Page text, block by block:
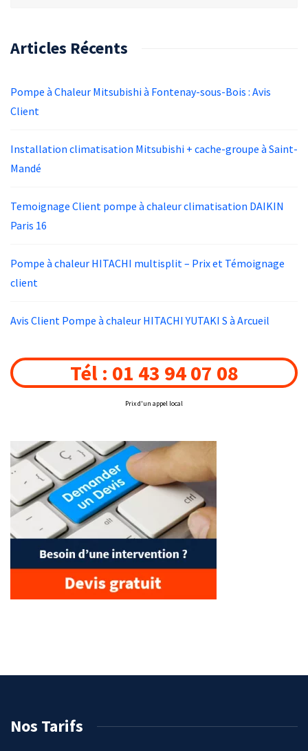
Articles Récents
Pompe à Chaleur Mitsubishi à Fontenay-sous-Bois : Avis
Client
Installation climatisation Mitsubishi + cache-groupe à Saint-
Mandé
Temoignage Client pompe à chaleur climatisation DAIKIN
Paris 16
Pompe à chaleur HITACHI multisplit – Prix et Témoignage
client
Avis Client Pompe à chaleur HITACHI YUTAKI S à Arcueil
Tél : 01 43 94 07 08
Prix d'un appel local
Nos Tarifs